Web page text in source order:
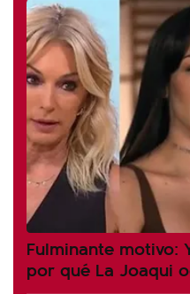
Fulminante motivo:
por qué La Joaqui